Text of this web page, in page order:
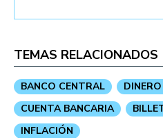
TEMAS RELACIONADOS
BANCO CENTRAL
CUENTA BANCARIA
INFLACIÓN